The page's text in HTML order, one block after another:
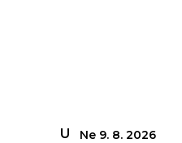
Ne 9. 8. 2026
UZÁVĚRKY